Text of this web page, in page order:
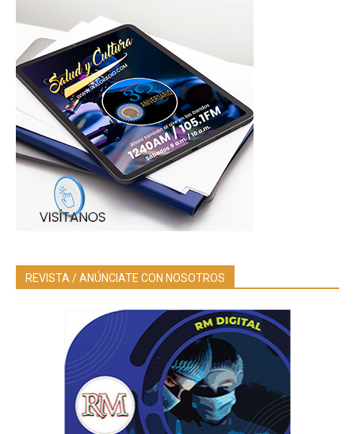
REVISTA / ANÚNCIATE CON NOSOTROS